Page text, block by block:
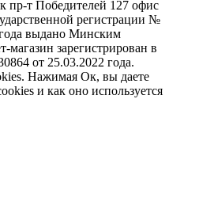
пр-т Победителей 127 офис
регистрации №
выдано Минским
магазин зарегистрирован в
от 25.03.2022 года.
Нажимая Ок, вы даете
и как оно используется